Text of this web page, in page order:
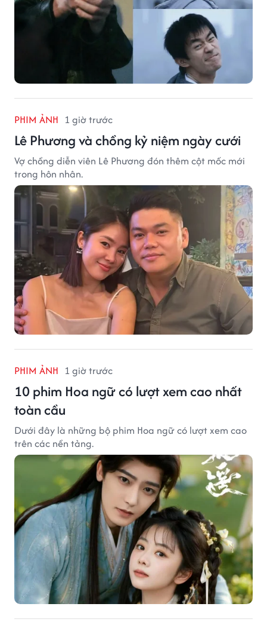
PHIM ẢNH 1 giờ trước
Lê Phương và chồng kỷ niệm ngày cưới
Vợ chồng diễn viên Lê Phương đón thêm cột mốc mới
trong hôn nhân.
PHIM ẢNH 1 giờ trước
10 phim Hoa ngữ có lượt xem cao nhất
toàn cầu
Dưới đây là những bộ phim Hoa ngữ có lượt xem cao
trên các nền tảng.